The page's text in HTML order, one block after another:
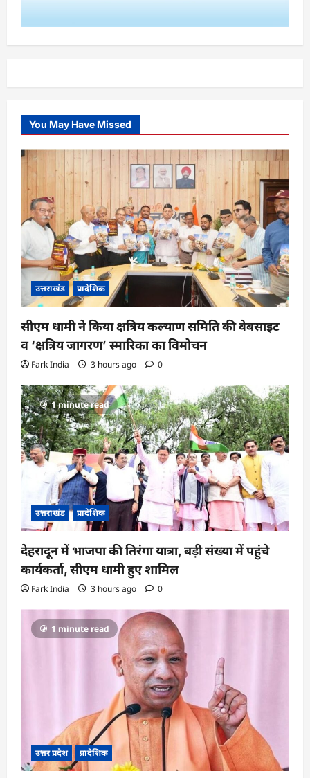
You May Have Missed
उत्तराखंड प्रादेशिक
सीएम धामी ने किया क्षत्रिय कल्याण समिति की वेबसाइट
व ‘क्षत्रिय जागरण’ स्मारिका का विमोचन
Fark India 3 hours ago 0
1 minute read
उत्तराखंड प्रादेशिक
देहरादून में भाजपा की तिरंगा यात्रा, बड़ी संख्या में पहुंचे
कार्यकर्ता, सीएम धामी हुए शामिल
Fark India 3 hours ago 0
1 minute read
उत्तर प्रदेश प्रादेशिक